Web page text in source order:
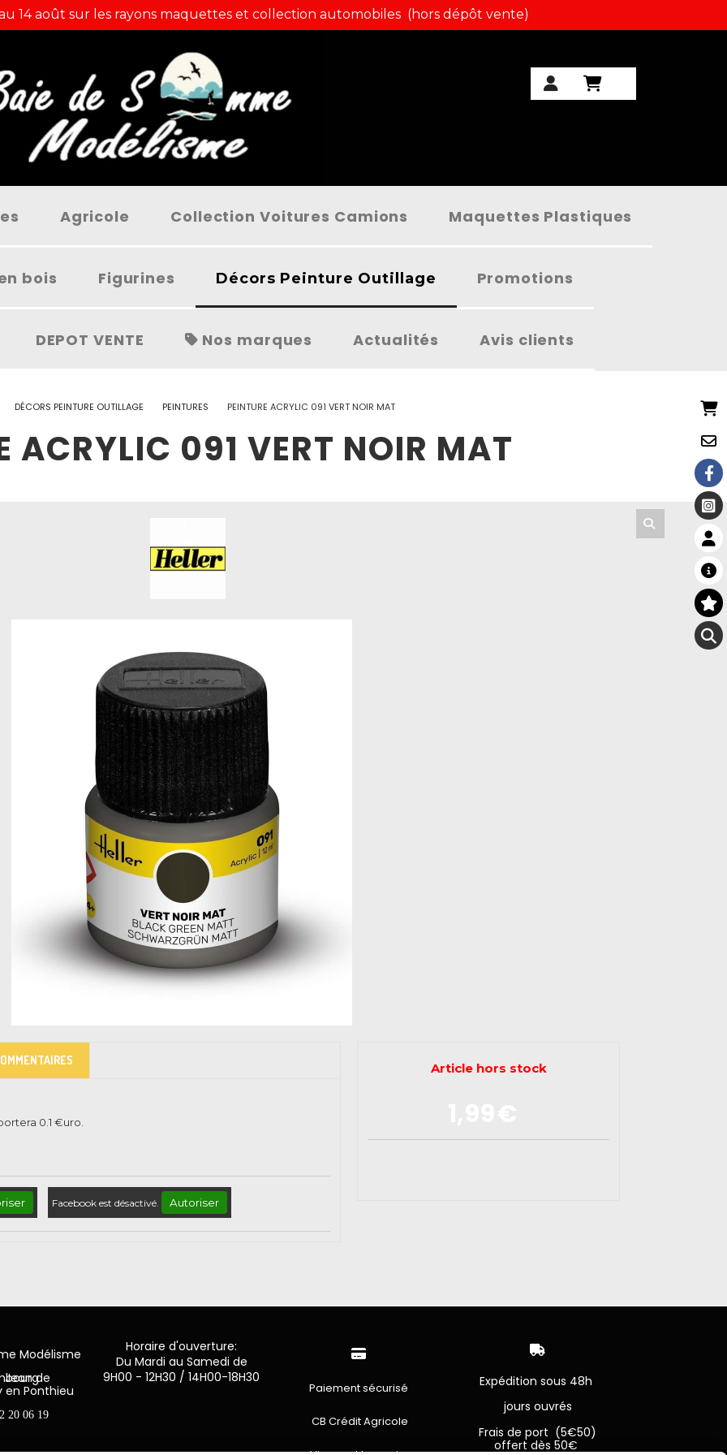
14 août sur les rayons maquettes et collection automobiles (hors dépôt vente)
Agricole Collection Voitures Camions Maquettes Plastiques
bois Figurines Décors Peinture Outillage Promotions
DEPOT VENTE Nos marques Actualités Avis clients
DÉCORS PEINTURE OUTILLAGE PEINTURES PEINTURE ACRYLIC 091 VERT NOIR MAT
ACRYLIC 091 VERT NOIR MAT
Article hors stock
0.1 €uro.
Facebook est désactivé. Autoriser
Modélisme
Luxembourg
en Ponthieu
20 06 19
Horaire d'ouverture:
Du Mardi au Samedi de
9H00 - 12H30 / 14H00-18H30

Paiement sécurisé
CB Crédit Agricole

Expédition sous 48h
jours ouvrés
Frais de port (5€50)
offert dès 50€